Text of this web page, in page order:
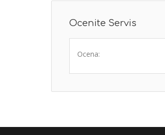
Ocenite Servis
Ocena: